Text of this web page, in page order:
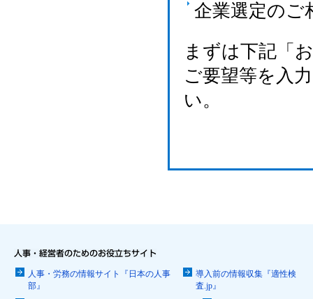
企業選定のご
まずは下記「
ご要望等を入
い。
人事・労務の情報サイト『日本の人事
部』
導入前の情報収集『適性検
査.jp』